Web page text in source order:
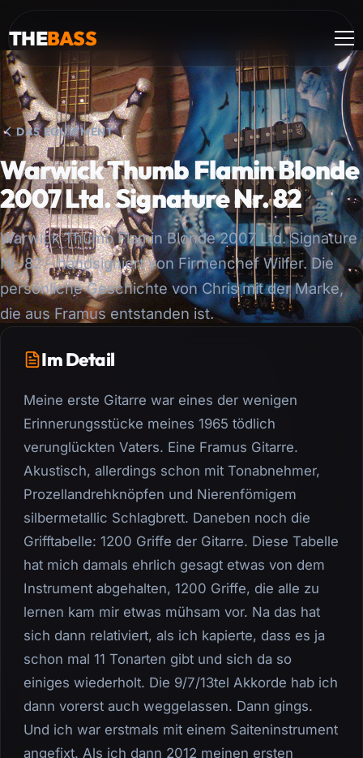
THEBASS
DAS EQUIPMENT
Warwick Thumb Flamin Blonde
2007 Ltd. Signature Nr. 82
Warwick Thumb Flamin Blonde 2007 Ltd. Signature
Nr. 82 – handsigniert von Firmenchef Wilfer. Die
persönliche Geschichte von Chris mit der Marke,
die aus Framus entstanden ist.
Im Detail
Meine erste Gitarre war eines der wenigen
Erinnerungsstücke meines 1965 tödlich
verunglückten Vaters. Eine Framus Gitarre.
Akustisch, allerdings schon mit Tonabnehmer,
Prozellandrehknöpfen und Nierenfömigem
silbermetallic Schlagbrett. Daneben noch die
Grifftabelle: 1200 Griffe der Gitarre. Diese Tabelle
hat mich damals ehrlich gesagt etwas von dem
Instrument abgehalten, 1200 Griffe, die alle zu
lernen kam mir etwas mühsam vor. Na das hat
sich dann relativiert, als ich kapierte, dass es ja
schon mal 11 Tonarten gibt und sich da so
einiges wiederholt. Die 9/7/13tel Akkorde hab ich
dann vorerst auch weggelassen. Dann gings.
Und ich war erstmals mit einem Saiteninstrument
angefixt. Als ich dann 2012 meinen ersten